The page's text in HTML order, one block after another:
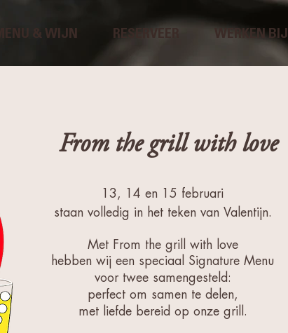
MENU & WIJN RESERVEER WERKEN BIJ
From the grill with love
13, 14 en 15 februari
staan volledig in het teken van Valentijn.
Met From the grill with love
hebben wij een speciaal Signature Menu
voor twee samengesteld:
perfect om samen te delen,
met liefde bereid op onze grill.